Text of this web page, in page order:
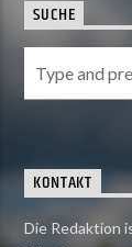
SUCHE
KONTAKT
Die Redaktion